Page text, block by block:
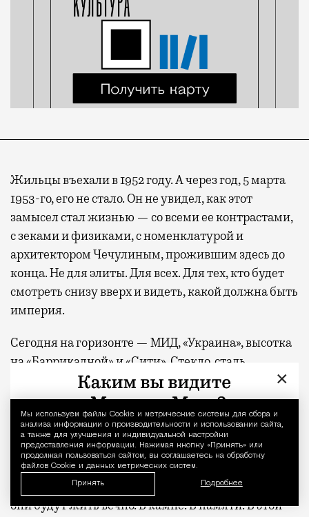
Уведомление
Мы используем файлы Сookie и метрические системы для сбора и
анализа информации о производительности и использовании сайта,
а также для улучшения и индивидуальной настройки
предоставления информации. Нажимая кнопку «Принять» или
продолжая пользоваться сайтом, вы соглашаетесь на обработку
файлов Cookie и данных метрических систем.
Принять Подробнее
Жильцы въехали в 1952 году. А через год, 5 марта
1953-го, его не стало. Он не увидел, как этот
замысел стал жизнью — со всеми ее контрастами,
с зеками и физиками, с номенклатурой и
архитектором Чечулиным, прожившим здесь до
конца. Не для элиты. Для всех. Для тех, кто будет
смотреть снизу вверх и видеть, какой должна быть
империя.
Сегодня на горизонте — МИД, «Украина», высотка
на «Баррикадной» и «Сити». Стекло, сталь,
большие деньги. Другая эпоха, другие смыслы.
Что бы он сказал, глядя на этот контраст?
Наверное, усмехнулся бы: «Стекло бьется. Гранит
— вечен».
Я смотрю на скульптуры — рабочих, колхозниц,
студентов — и думаю: он ведь правда верил, что
они будут жить вечно. В камне. В памяти. В этой
×